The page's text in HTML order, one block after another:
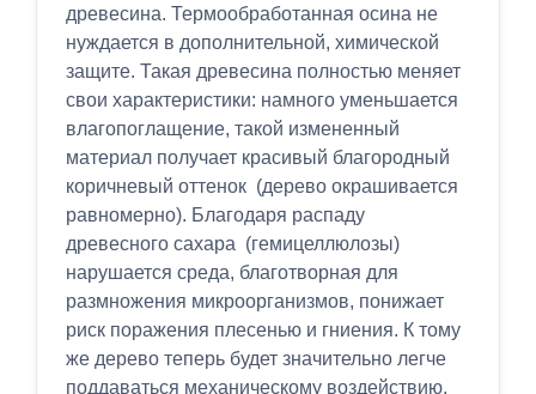
древесина. Термообработанная осина не
нуждается в дополнительной, химической
защите. Такая древесина полностью меняет
свои характеристики: намного уменьшается
влагопоглащение, такой измененный
материал получает красивый благородный
коричневый оттенок (дерево окрашивается
равномерно). Благодаря распаду
древесного сахара (гемицеллюлозы)
нарушается среда, благотворная для
размножения микроорганизмов, понижает
риск поражения плесенью и гниения. К тому
же дерево теперь будет значительно легче
поддаваться механическому воздействию.